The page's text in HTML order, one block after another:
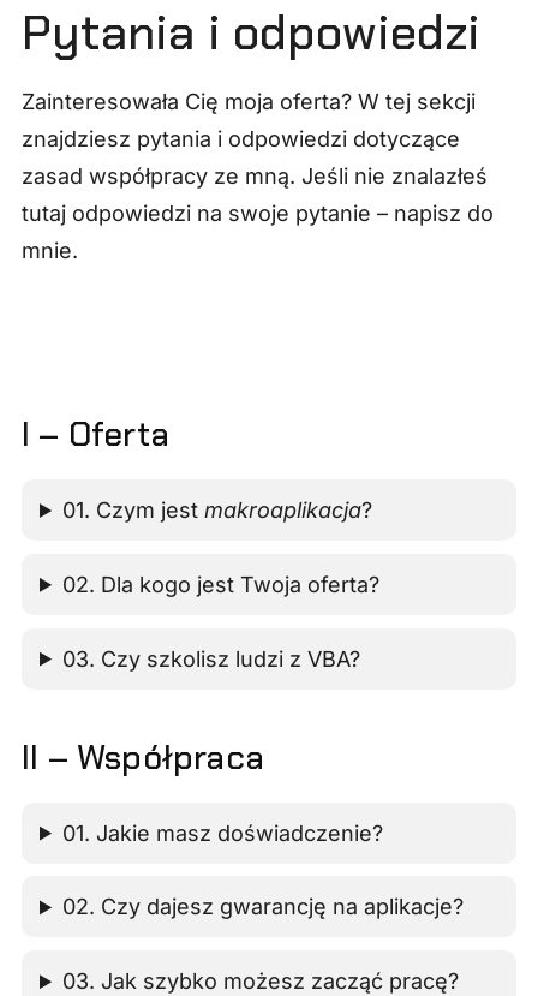
Pytania i odpowiedzi
Zainteresowała Cię moja oferta? W tej sekcji
znajdziesz pytania i odpowiedzi dotyczące
zasad współpracy ze mną. Jeśli nie znalazłeś
tutaj odpowiedzi na swoje pytanie – napisz do
mnie.
I – Oferta
01. Czym jestmakroaplikacja?
02. Dla kogo jest Twoja oferta?
03. Czy szkolisz ludzi z VBA?
II – Współpraca
01. Jakie masz doświadczenie?
02. Czy dajesz gwarancję na aplikacje?
03. Jak szybko możesz zacząć pracę?